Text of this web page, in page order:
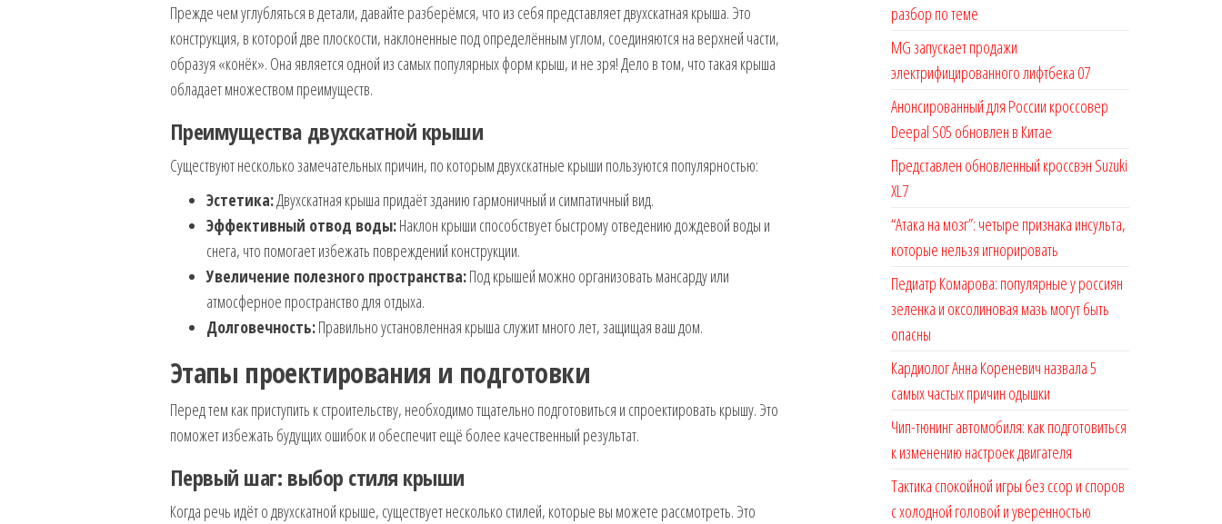
Прежде чем углубляться в детали, давайте разберёмся, что из себя представляет двухскатная крыша. Это
конструкция, в которой две плоскости, наклоненные под определённым углом, соединяются на верхней части,
образуя «конёк». Она является одной из самых популярных форм крыш, и не зря! Дело в том, что такая крыша
обладает множеством преимуществ.
Преимущества двухскатной крыши
Существуют несколько замечательных причин, по которым двухскатные крыши пользуются популярностью:
Эстетика:Двухскатная крыша придаёт зданию гармоничный и симпатичный вид.
Эффективный отвод воды:Наклон крыши способствует быстрому отведению дождевой воды и
снега, что помогает избежать повреждений конструкции.
Увеличение полезного пространства:Под крышей можно организовать мансарду или
атмосферное пространство для отдыха.
Долговечность:Правильно установленная крыша служит много лет, защищая ваш дом.
Этапы проектирования и подготовки
Перед тем как приступить к строительству, необходимо тщательно подготовиться и спроектировать крышу. Это
поможет избежать будущих ошибок и обеспечит ещё более качественный результат.
Первый шаг: выбор стиля крыши
Когда речь идёт о двухскатной крыше, существует несколько стилей, которые вы можете рассмотреть. Это
разбор по теме
MG запускает продажи
электрифицированного лифтбека 07
Анонсированный для России кроссовер
Deepal S05 обновлен в Китае
Представлен обновленный кроссвэн Suzuki
XL7
“Атака на мозг”: четыре признака инсульта,
которые нельзя игнорировать
Педиатр Комарова: популярные у россиян
зеленка и оксолиновая мазь могут быть
опасны
Кардиолог Анна Кореневич назвала 5
самых частых причин одышки
Чип-тюнинг автомобиля: как подготовиться
к изменению настроек двигателя
Тактика спокойной игры без ссор и споров
с холодной головой и уверенностью